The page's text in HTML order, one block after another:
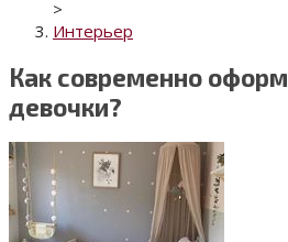
>
Интерьер
Как современно
девочки?